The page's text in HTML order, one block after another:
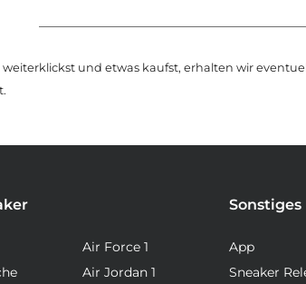
und etwas kaufst, erhalten wir
Air Force 1
Air Jordan 1
Sonstiges
App
Sneaker